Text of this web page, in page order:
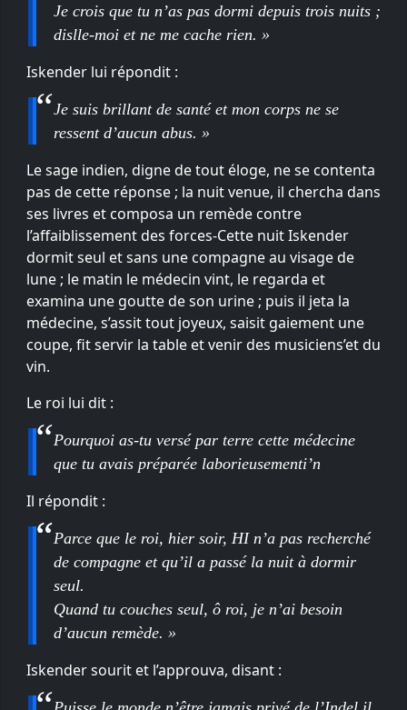
Je crois que tu n’as pas dormi depuis trois nuits ;
dislle-moi et ne me cache rien. »
Iskender lui répondit :
Je suis brillant de santé et mon corps ne se
ressent d’aucun abus. »
Le sage indien, digne de tout éloge, ne se contenta
pas de cette réponse ; la nuit venue, il chercha dans
ses livres et composa un remède contre
l’affaiblissement des forces-Cette nuit Iskender
dormit seul et sans une compagne au visage de
lune ; le matin le médecin vint, le regarda et
examina une goutte de son urine ; puis il jeta la
médecine, s’assit tout joyeux, saisit gaiement une
coupe, fit servir la table et venir des musiciens’et du
vin.
Le roi lui dit :
Pourquoi as-tu versé par terre cette médecine
que tu avais préparée laborieusementi’n
Il répondit :
Parce que le roi, hier soir, HI n’a pas recherché
de compagne et qu’il a passé la nuit à dormir
seul.
Quand tu couches seul, ô roi, je n’ai besoin
d’aucun remède. »
Iskender sourit et l’approuva, disant :